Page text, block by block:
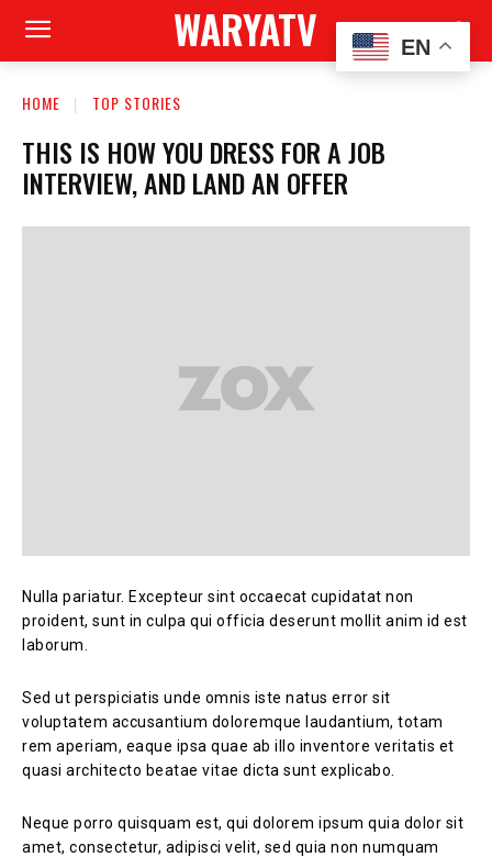
WARYATV
HOME TOP STORIES
THIS IS HOW YOU DRESS FOR A JOB
INTERVIEW, AND LAND AN OFFER
Nulla pariatur. Excepteur sint occaecat cupidatat non
proident, sunt in culpa qui officia deserunt mollit anim id est
laborum.
Sed ut perspiciatis unde omnis iste natus error sit
voluptatem accusantium doloremque laudantium, totam
rem aperiam, eaque ipsa quae ab illo inventore veritatis et
quasi architecto beatae vitae dicta sunt explicabo.
Neque porro quisquam est, qui dolorem ipsum quia dolor sit
amet, consectetur, adipisci velit, sed quia non numquam
EN